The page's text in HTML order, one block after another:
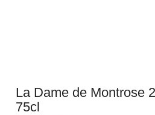
La Dame de Montrose
75cl